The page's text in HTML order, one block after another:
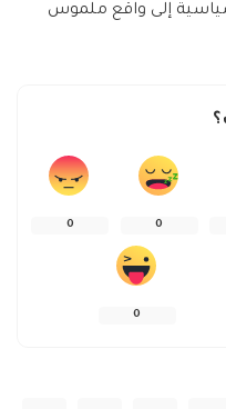
إلى واقع ملموس
0
0
0